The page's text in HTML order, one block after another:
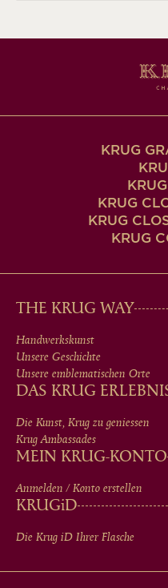
KRUG
KRUG
KRUG
KRUG
MAIN
MEN
IN
FOOTER
THE KRUG WAY
Handwerkskunst
Unsere Geschichte
Unsere emblematischen Orte
DAS KRUG
Die Kunst, Krug zu geniessen
Krug Ambassades
MEIN KRUG-KONTO
Anmelden / Konto erstellen
KRUGiD
Die Krug iD Ihrer Flasche